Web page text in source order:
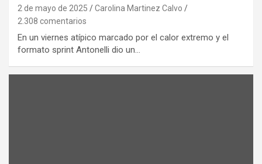
2 de mayo de 2025
Carolina Martinez Calvo
2.308 comentarios
En un viernes atípico marcado por el calor extremo y el
formato sprint Antonelli dio un…